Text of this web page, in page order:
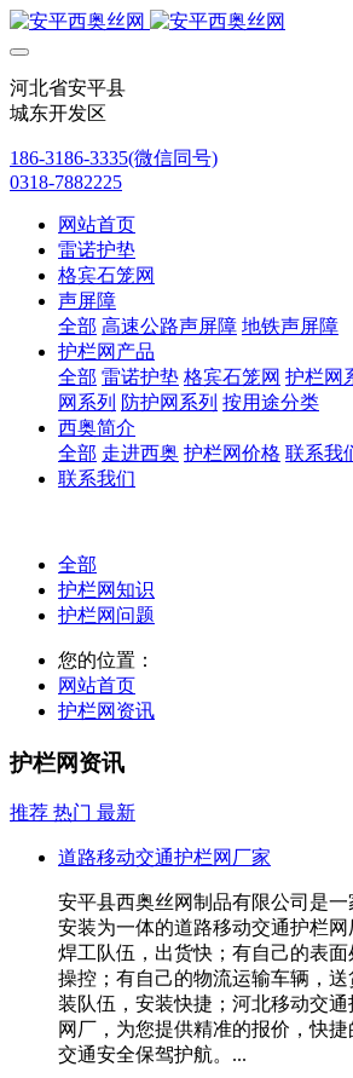
河北省安平县
城东开发区
186-3186-3335(微信同号)
0318-7882225
网站首页
雷诺护垫
格宾石笼网
声屏障
全部 高速公路声屏障 地铁声屏障
护栏网产品
全部 雷诺护垫 格宾石笼网 护栏网
网系列 防护网系列 按用途分类
西奥简介
全部 走进西奥 护栏网价格 联系我
联系我们
全部
护栏网知识
护栏网问题
您的位置：
网站首页
护栏网资讯
护栏网资讯
推荐 热门 最新
道路移动交通护栏网厂家
安平县西奥丝网制品有限公司是
安装为一体的道路移动交通护栏
焊工队伍，出货快；有自己的表
操控；有自己的物流运输车辆，
装队伍，安装快捷；河北移动交
网厂，为您提供精准的报价，快
交通安全保驾护航。...